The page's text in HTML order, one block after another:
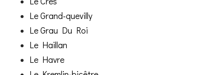
Le Grand-quevilly
Le Grau Du Roi
Le Haillan
Le Havre